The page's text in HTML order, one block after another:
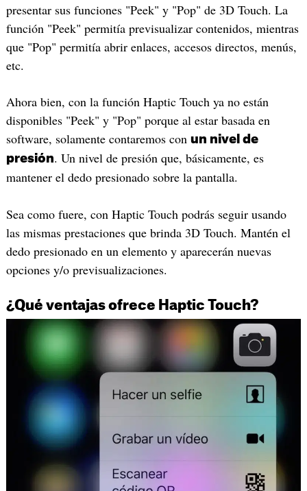
presentar sus funciones "Peek" y "Pop" de 3D Touch. La
función "Peek" permitía previsualizar contenidos, mientras
que "Pop" permitía abrir enlaces, accesos directos, menús,
etc.
Ahora bien, con la función Haptic Touch ya no están
disponibles "Peek" y "Pop" porque al estar basada en
software, solamente contaremos con un nivel de
presión. Un nivel de presión que, básicamente, es
mantener el dedo presionado sobre la pantalla.
Sea como fuere, con Haptic Touch podrás seguir usando
las mismas prestaciones que brinda 3D Touch. Mantén el
dedo presionado en un elemento y aparecerán nuevas
opciones y/o previsualizaciones.
¿Qué ventajas ofrece Haptic Touch?